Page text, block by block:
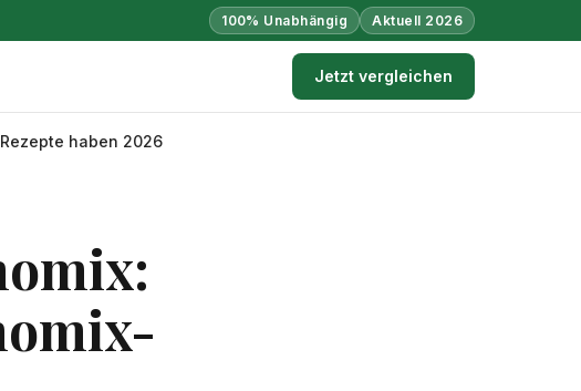
100% Unabhängig Aktuell 2026
Jetzt vergleichen
haben 2026